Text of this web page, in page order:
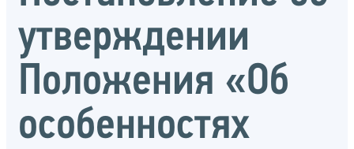
утверждении
Положения «Об
особенностях